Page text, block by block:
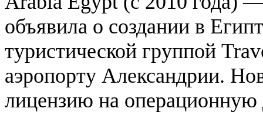
объявила о создании в
туристической группой
аэропорту Александрии.
лицензию на операционную